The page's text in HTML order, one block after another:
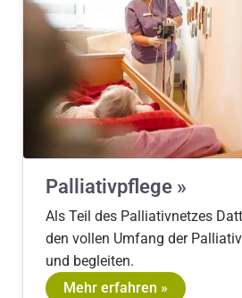
Palliativpflege »
Als Teil des Palliativnetzes
den vollen Umfang der
und begleiten.
Mehr erfahren »